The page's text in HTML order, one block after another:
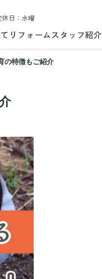
休日：水曜
リフォーム スタッフ紹介
の特徴もご紹介